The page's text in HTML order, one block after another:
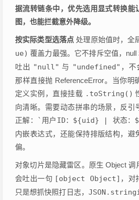
据流转链条中，优先选用显式转换能
图，也能拦截意外降级。
按实际类型选落点 处理原始值时，全
ue) 覆盖力最强。它不排斥空值，null
吐出 "null" 与 "undefined" ，不
那样直接抛 ReferenceError。当你明
定义实例，直接挂载 .toString()
向清晰。需要动态拼串的场景，反引
正解：
`用户ID：${uid} | 状态
内嵌表达式，还能保持排版结构，避
偏。
对象切片是隐藏雷区。原生 Object 调
会吐出一句 [object Object] ，对
只是想抓快照打日志，